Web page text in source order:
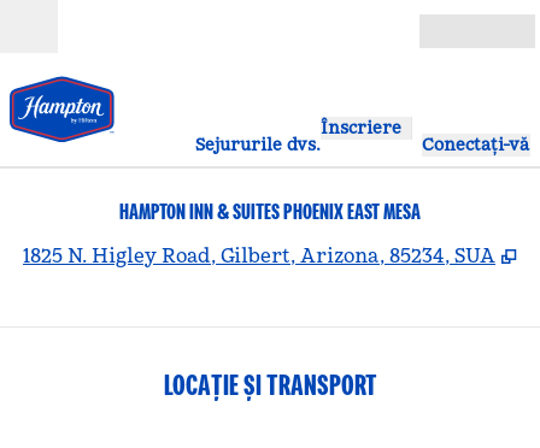
Sejururile dvs.
Înscriere
Conectați-vă
HAMPTON INN & SUITES PHOENIX EAST MESA
1825 N. Higley Road, Gilbert, Arizona, 85234, SUA ,
LOCAȚIE ȘI TRANSPORT